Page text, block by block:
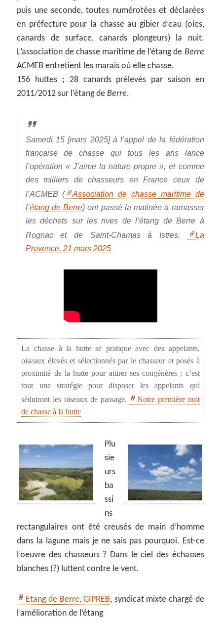
puis une seconde, toutes numérotées et déclarées
en préfecture pour la chasse au gibier d’eau (oies,
canards de surface, canards plongeurs) la nuit.
L’association de chasse maritime de l’étang de Berre
ACMEB entretient les marais où elle chasse.
156 huttes ; 28 canards prélevés par saison en
2011/2012 sur l’étang deBerre.
Samedi 15 [mars 2025] à l’appel de la fédération
française de chasse qui tous les ans lance
l’opération « J’aime la nature propre », et comme
des milliers de chasseurs en France ceux de
l’ACMEB (
Association de chasse maritime de
l’étang de Berre) ont passé la matinée à ramasser
les déchets sur les rives de l’étang de Berre à
Rognac et de Saint-Chamas à Istres.
La
Provence, 21 mars 2025
La chasse à la hutte se pratique avec des appelants,
oiseaux élevés et sélectionnés par le chasseur et posés à
proximité de la hutte pour attirer ses congénères ; c’est
tout une stratégie pour disposer les appelants qui
séduiront les oiseaux de passage.
Notre première nuit
de chasse à la hutte
Plu
sie
urs
ba
ssi
ns
rectangulaires ont été creusés de main d’homme
dans la lagune mais je ne sais pas pourquoi. Est-ce
l’oeuvre des chasseurs ? Dans le ciel des échasses
blanches (?) luttent contre le vent.
Etang de Berre, GIPREB, syndicat mixte chargé de
l’amélioration de l’étang